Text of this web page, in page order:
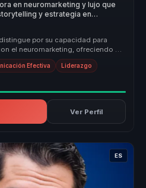
en neuromarketing y lujo que
y estrategia en
por su capacidad para
el neuromarketing, ofreciendo un
Efectiva Liderazgo
Ver Perfil
ES